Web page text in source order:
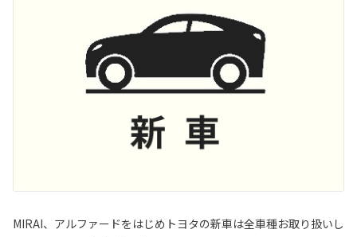
MIRAI、アルファードをはじめトヨタの新車は全車種お取り扱いし